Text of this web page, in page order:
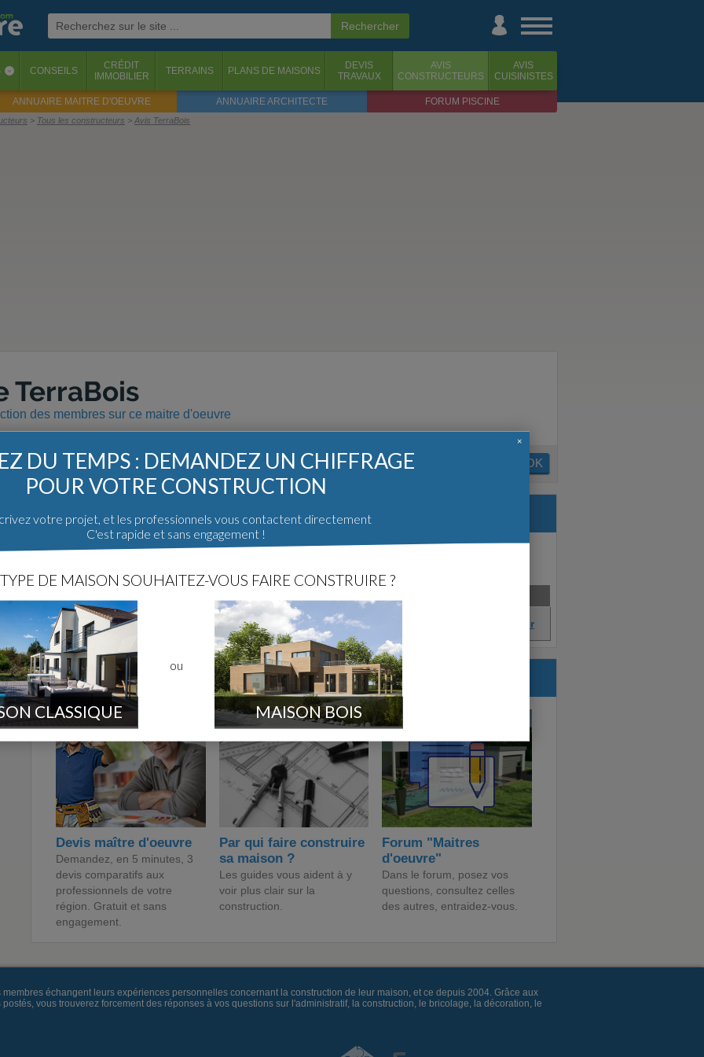
‹ CONSEILS
CRÉDIT
IMMOBILIER
TERRAINS PLANS DE MAISONS
DEVIS
TRAVAUX
AVIS
CONSTRUCTEURS
AVIS
CUISINISTES
ANNUAIRE MAITRE D'OEUVRE ANNUAIRE ARCHITECTE FORUM PISCINE
Tous les constructeurs Avis TerraBois
TerraBois
des membres sur ce maitre d'oeuvre
OK
Les constructions avec TerraBois
MOB BBC TerraBois en Limousin
fonzy
NC - (87) Afficher
Les maitres d'oeuvre sur ForumConstruire.com :
Devis maître d'oeuvre
Demandez, en 5 minutes, 3
devis comparatifs aux
professionnels de votre
région. Gratuit et sans
engagement.
Par qui faire construire
sa maison ?
Les guides vous aident à y
voir plus clair sur la
construction.
Forum "Maitres
d'oeuvre"
Dans le forum, posez vos
questions, consultez celles
des autres, entraidez-vous.
échangent leurs expériences personnelles concernant la construction de leur maison, et ce depuis 2004. Grâce aux
vous trouverez forcement des réponses à vos questions sur l'administratif, la construction, le bricolage, la décoration, le
DU TEMPS : DEMANDEZ UN CHIFFRAGE
POUR VOTRE CONSTRUCTION
votre projet, et les professionnels vous contactent directement
C'est rapide et sans engagement !
DE MAISON SOUHAITEZ-VOUS FAIRE CONSTRUIRE ?
CLASSIQUE
ou
MAISON BOIS
×